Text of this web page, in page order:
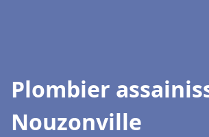
Plombier
Nouzonville